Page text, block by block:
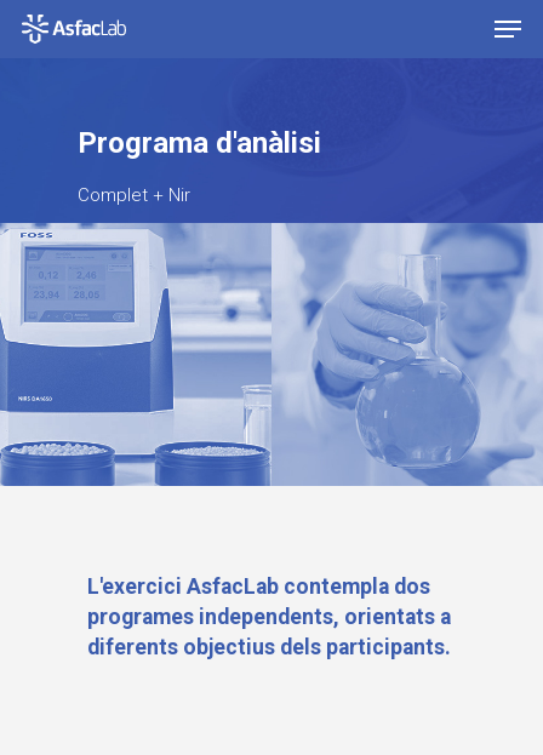
Hit enter to search or ESC to close
Programa d'anàlisi
Complet + Nir
L'exercici AsfacLab contempla dos
programes independents, orientats a
diferents objectius dels participants.